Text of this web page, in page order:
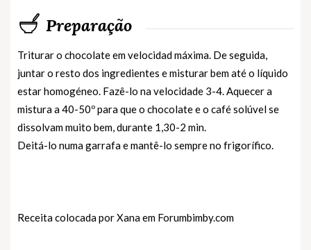
Preparação
Triturar o chocolate em velocidad máxima. De seguida,
juntar o resto dos ingredientes e misturar bem até o líquido
estar homogéneo. Fazê-lo na velocidade 3-4. Aquecer a
mistura a 40-50º para que o chocolate e o café solúvel se
dissolvam muito bem, durante 1,30-2 min.
Deitá-lo numa garrafa e mantê-lo sempre no frigorífico.
Receita colocada por Xana em Forumbimby.com